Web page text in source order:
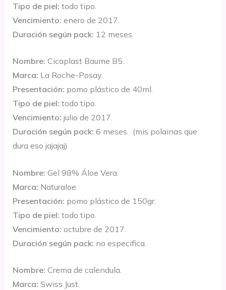
Tipo de piel: todo tipo.
Vencimiento: enero de 2017.
Duración según pack: 12 meses.
Nombre: Cicaplast Baume B5.
Marca: La Roche-Posay.
Presentación: pomo plástico de 40ml.
Tipo de piel: todo tipo.
Vencimiento: julio de 2017.
Duración según pack: 6 meses. (mis polainas que
dura eso jajajaj)
Nombre: Gel 98% Áloe Vera.
Marca: Naturaloe.
Presentación: pomo plástico de 150gr.
Tipo de piel: todo tipo.
Vencimiento: octubre de 2017.
Duración según pack: no especifica.
Nombre: Crema de calendula.
Marca: Swiss Just.